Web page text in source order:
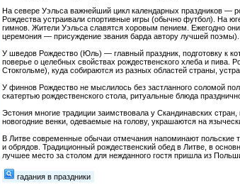
На севере Уэльса важнейший цикл календарных праздников —
Рождества устраивали спортивные игры (обычно футбол). На
гимнов. Жители Уэльса славятся хоровым пением. Ежегодно
церемония — присуждение звания барда автору лучшей поэмы).
У шведов Рождество (Юль) — главный праздник, подготовку к
поверье о целебных свойствах рождественского хлеба и пива.
Стокгольме), куда собираются из разных областей страны,
У финнов Рождество не мыслилось без застланного соломой
скатертью рождественского стола, ритуальные блюда
Эстония многие традиции заимствовала у Скандинавских
новогодние венки, одеваемые на голову, украшаются на
В Литве современные обычаи отмечания напоминают польские
и обрядов. Традиционный рождественский обед в Литве, в
лучшее место за столом для нежданного гостя пришла из
гадания в праздники